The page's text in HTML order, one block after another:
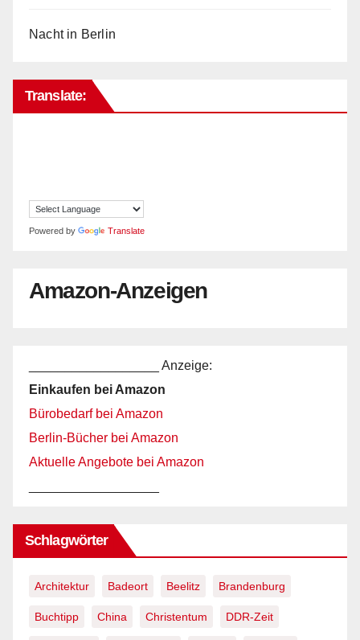
Nacht in Berlin
Translate:
Powered by Translate
Amazon-Anzeigen
__________________ Anzeige:
Einkaufen bei Amazon
Bürobedarf bei Amazon
Berlin-Bücher bei Amazon
Aktuelle Angebote bei Amazon
Schlagwörter
Architektur Badeort Beelitz Brandenburg
Buchtipp China Christentum DDR-Zeit